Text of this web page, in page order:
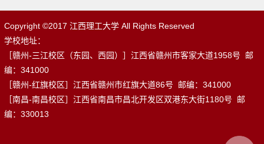
Copyright ©2017 江西理工大学 All Rights Reserved
学校地址：
［赣州-三江校区（东园、西园）］江西省赣州市客家大道1958号 邮
编：341000
［赣州-红旗校区］江西省赣州市红旗大道86号 邮编：341000
［南昌-南昌校区］江西省南昌市昌北开发区双港东大街1180号 邮
编：330013